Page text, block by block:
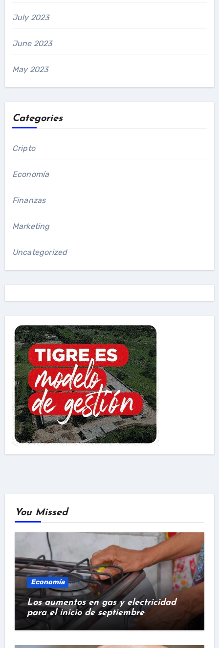
July 2023
June 2023
May 2023
Categories
Cripto
Economía
Finanzas
Marketing
Uncategorized
You Missed
Economía
Los aumentos en gas y electricidad
para el inicio de septiembre